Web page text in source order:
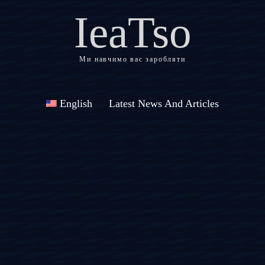
IeaTso
Ми навчимо вас заробляти
English Latest News And Articles